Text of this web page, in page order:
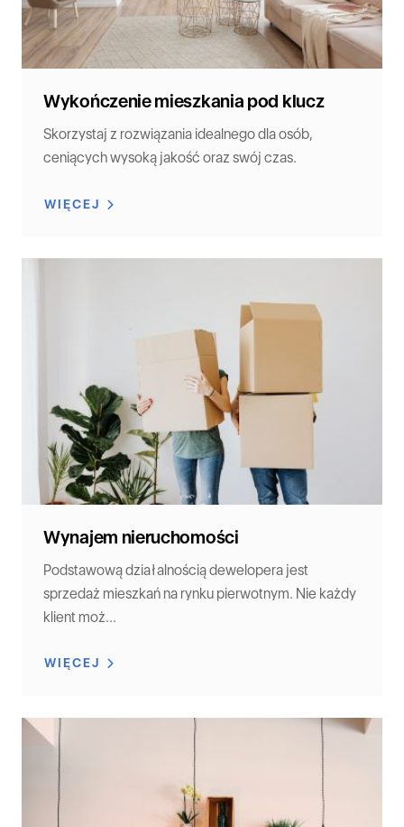
Wykończenie mieszkania pod klucz
Skorzystaj z rozwiązania idealnego dla osób,
ceniących wysoką jakość oraz swój czas.
WIĘCEJ
Wynajem nieruchomości
Podstawową działalnością dewelopera jest
sprzedaż mieszkań na rynku pierwotnym. Nie każdy
klient moż...
WIĘCEJ